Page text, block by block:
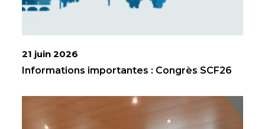
21 juin 2026
Informations importantes : Congrès SCF26